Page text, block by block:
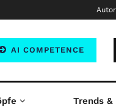
AI COMPETENCE
Trends &